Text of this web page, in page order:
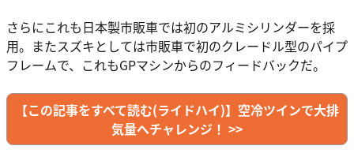
さらにこれも日本製市販車では初のアルミシリンダーを採
用。またスズキとしては市販車で初のクレードル型のパイプ
フレームで、これもGPマシンからのフィードバックだ。
【この記事をすべて読む(ライドハイ)】空冷ツインで大排
気量へチャレンジ！ >>